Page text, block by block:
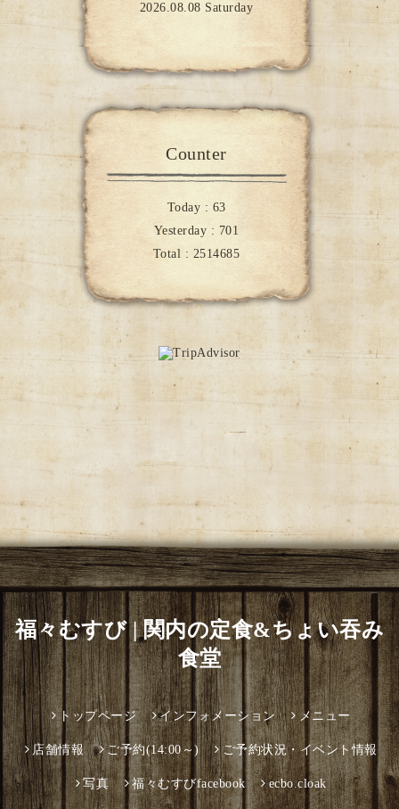
2026.08.08 Saturday
Counter
Today : 63
Yesterday : 701
Total : 2514685
福々むすび | 関内の定食&ちょい吞み
食堂
トップページ インフォメーション メニュー
店舗情報 ご予約(14:00～) ご予約状況・イベント情報
写真 福々むすびfacebook ecbo.cloak